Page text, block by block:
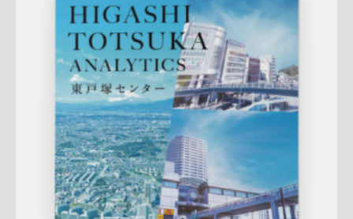
Update: 2026.03.11
折りパンフレットマンションエリア広告サービス紹介人
気商品 来店訴求クールナチュラル東戸塚センターター
ゲットマンション 公示地価 地域密着
詳しく見る